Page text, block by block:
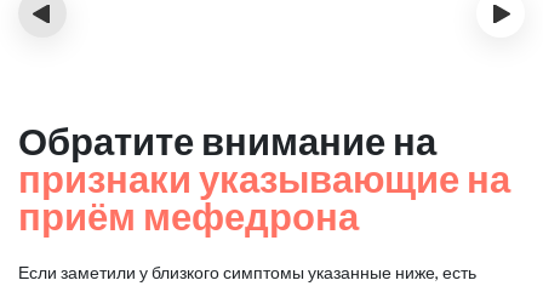
‹ ›
Обратите внимание на
признаки указывающие на
приём мефедрона
Если заметили у близкого симптомы указанные ниже, есть